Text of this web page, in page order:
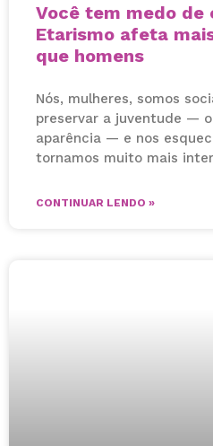
Você tem medo de
Etarismo afeta
que homens
Nós, mulheres, somos
preservar a juventude —
aparência — e nos
tornamos muito mais
CONTINUAR LENDO »